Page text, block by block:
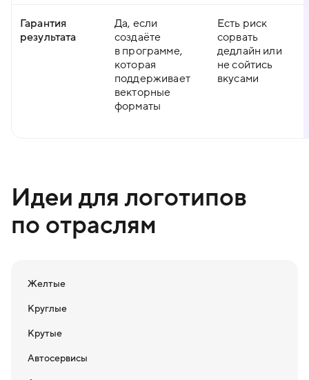
Гарантия
результата
Да, если
создаёте
в программе,
которая
поддерживает
векторные
форматы
Есть риск
сорвать
дедлайн или
не сойтись
вкусами
Идеи для логотипов
по отраслям
Желтые
Круглые
Крутые
Автосервисы